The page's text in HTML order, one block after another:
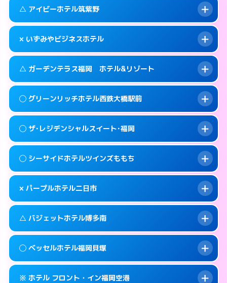
map 福岡市東区和白丘2-3-1
info このホテルの詳細ページを見る →
案内方法: 女性が直接お部屋まで伺います。
smartphone 092-603-2525
map 福岡市東区西戸崎18-25
info このホテルの詳細ページを見る →
案内方法:24:00以降はホテルの入り口で待ち
合わせ。
info このホテルの詳細ページを見る →
△ アイビーホテル筑紫野
案内方法:状況により派遣できません。
smartphone 092-920-2130
map 筑紫野市湯町1-14-3
info このホテルの詳細ページを見る →
× いずみやビジネスホテル
案内方法:
派遣できません。
smartphone 070-9034-6635
map 福岡市西区姪の浜4-15-9
info このホテルの詳細ページを見る →
△ ガーデンテラス福岡 ホテル&リゾート
案内方法: 状況により派遣できません。
smartphone 092-881-0067
map 福岡市西区小戸2-3-55
info このホテルの詳細ページを見る →
◯ グリーンリッチホテル西鉄大橋駅前
案内方法: 女性が直接お部屋まで伺います。
smartphone 092-552-4400
map 福岡市南区大橋1-7-15
info このホテルの詳細ページを見る →
◯ ザ･レジデンシャルスイート･福岡
案内方法:女性が直接お部屋まで伺います。
smartphone 092-846-8585
map 福岡市早良区百道浜1-3-70
info このホテルの詳細ページを見る →
◯ シーサイドホテルツインズももち
案内方法:
女性が直接お部屋まで伺います。
smartphone 092-822-5001
map 福岡市早良区百道浜1-7-4
info このホテルの詳細ページを見る →
× パープルホテル二日市
案内方法: 派遣できません。
smartphone 092-922-2131
map 筑紫野市湯町2-5-6
△ バジェットホテル博多南
案内方法:
状況により派遣できません。
◯ ベッセルホテル福岡貝塚
※ ホテル フロント・イン福岡空港